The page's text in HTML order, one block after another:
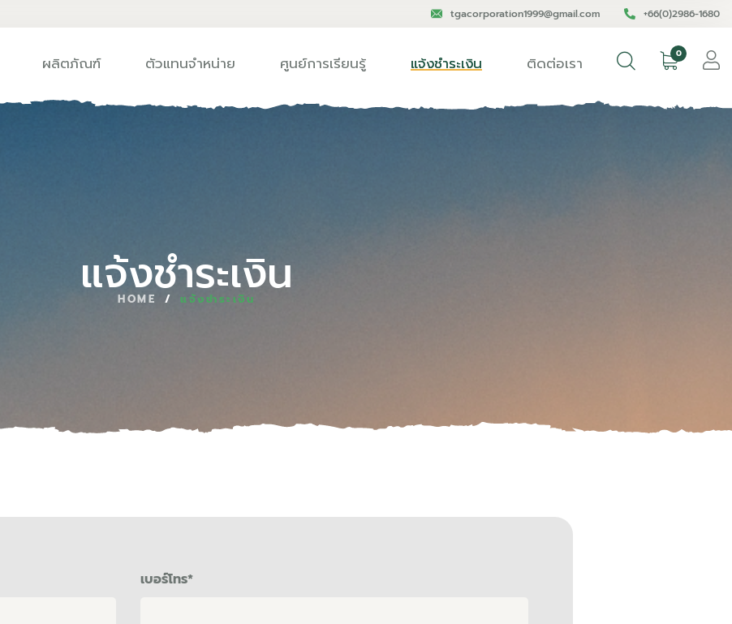
tgacorporation1999@gmail.com +66(0)2986-1680
ผลิตภัณฑ์ ตัวแทนจำหน่าย ศูนย์การเรียนรู้ แจ้งชำระเงิน ติดต่อเรา 0
แจ้งชำระเงิน
HOME / แจ้งชำระเงิน
เบอร์โทร*